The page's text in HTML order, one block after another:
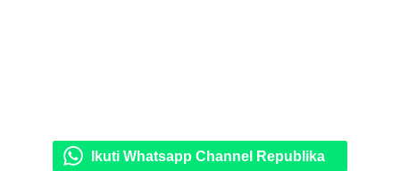
Ikuti Whatsapp Channel Republika